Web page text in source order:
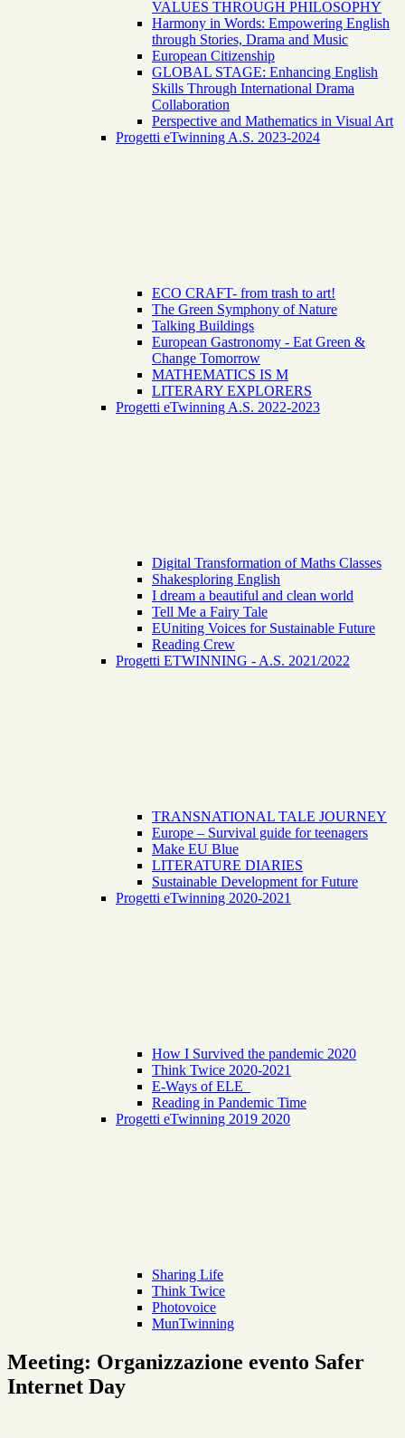
VALUES THROUGH PHILOSOPHY
Harmony in Words: Empowering English
through Stories, Drama and Music
European Citizenship
GLOBAL STAGE: Enhancing English
Skills Through International Drama
Collaboration
Perspective and Mathematics in Visual Art
Progetti eTwinning A.S. 2023-2024
ECO CRAFT- from trash to art!
The Green Symphony of Nature
Talking Buildings
European Gastronomy - Eat Green &
Change Tomorrow
MATHEMATICS IS M
LITERARY EXPLORERS
Progetti eTwinning A.S. 2022-2023
Digital Transformation of Maths Classes
Shakesploring English
I dream a beautiful and clean world
Tell Me a Fairy Tale
EUniting Voices for Sustainable Future
Reading Crew
Progetti ETWINNING - A.S. 2021/2022
TRANSNATIONAL TALE JOURNEY
Europe – Survival guide for teenagers
Make EU Blue
LITERATURE DIARIES
Sustainable Development for Future
Progetti eTwinning 2020-2021
How I Survived the pandemic 2020
Think Twice 2020-2021
E-Ways of ELE
Reading in Pandemic Time
Progetti eTwinning 2019 2020
Sharing Life
Think Twice
Photovoice
MunTwinning
Meeting: Organizzazione evento Safer
Internet Day